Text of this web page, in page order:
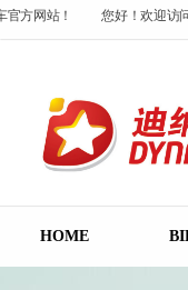
方网站！ 您好！欢迎访
HOME